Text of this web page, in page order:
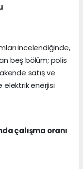
incelendiğinde,
beş bölüm; polis
satış ve
enerjisi
çalışma oranı